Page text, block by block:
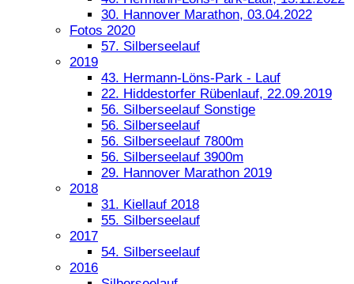
30. Hannover Marathon, 03.04.2022
Fotos 2020
57. Silberseelauf
2019
43. Hermann-Löns-Park - Lauf
22. Hiddestorfer Rübenlauf, 22.09.2019
56. Silberseelauf Sonstige
56. Silberseelauf
56. Silberseelauf 7800m
56. Silberseelauf 3900m
29. Hannover Marathon 2019
2018
31. Kiellauf 2018
55. Silberseelauf
2017
54. Silberseelauf
2016